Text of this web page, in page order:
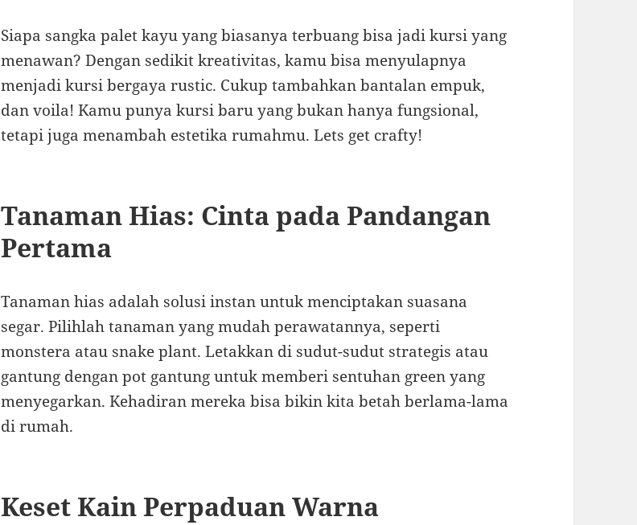
Siapa sangka palet kayu yang biasanya terbuang bisa jadi kursi yang
menawan? Dengan sedikit kreativitas, kamu bisa menyulapnya
menjadi kursi bergaya rustic. Cukup tambahkan bantalan empuk,
dan voila! Kamu punya kursi baru yang bukan hanya fungsional,
tetapi juga menambah estetika rumahmu. Lets get crafty!
Tanaman Hias: Cinta pada Pandangan
Pertama
Tanaman hias adalah solusi instan untuk menciptakan suasana
segar. Pilihlah tanaman yang mudah perawatannya, seperti
monstera atau snake plant. Letakkan di sudut-sudut strategis atau
gantung dengan pot gantung untuk memberi sentuhan green yang
menyegarkan. Kehadiran mereka bisa bikin kita betah berlama-lama
di rumah.
Keset Kain Perpaduan Warna